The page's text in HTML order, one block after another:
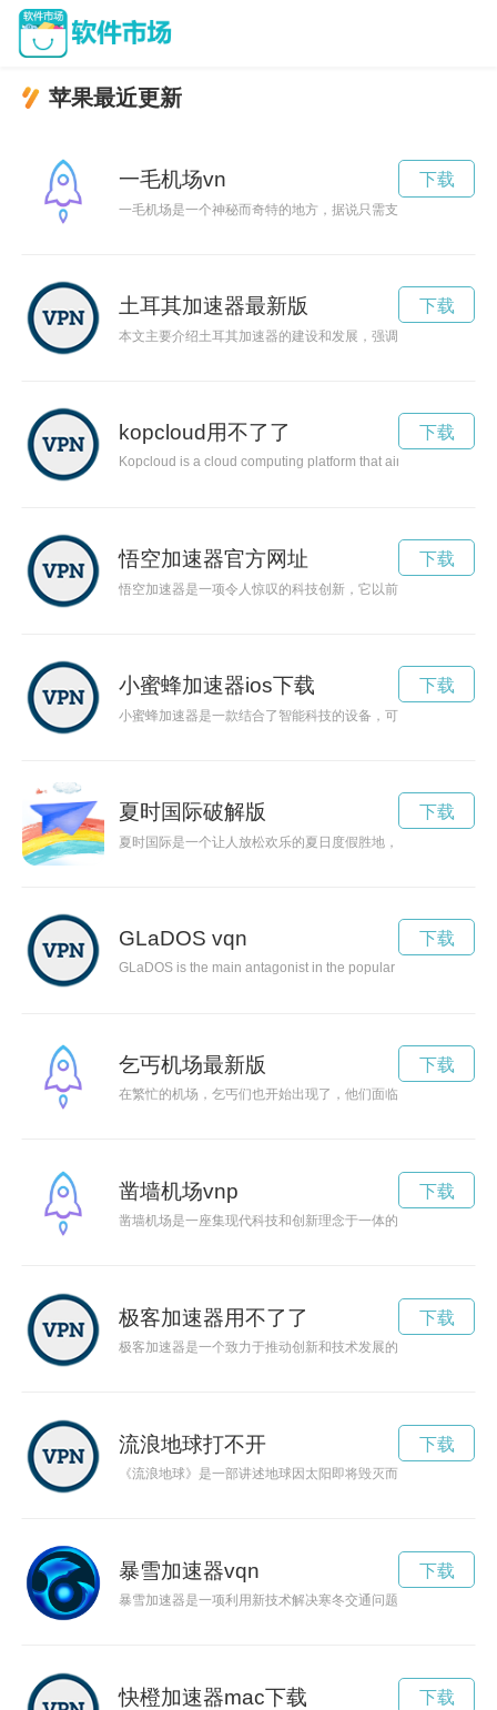
苹果最近更新
一毛机场vn
一毛机场是一个神秘而奇特的地方，据说只需支付一毛钱就能
下载
土耳其加速器最新版
本文主要介绍土耳其加速器的建设和发展，强调其对科技创新
下载
kopcloud用不了了
Kopcloud is a cloud computing platform that aims to make
下载
悟空加速器官方网址
悟空加速器是一项令人惊叹的科技创新，它以前所未有的速度
下载
小蜜蜂加速器ios下载
小蜜蜂加速器是一款结合了智能科技的设备，可以有效加速蜜
下载
夏时国际破解版
夏时国际是一个让人放松欢乐的夏日度假胜地，为游客带来了
下载
GLaDOS vqn
GLaDOS is the main antagonist in the popular video game
下载
乞丐机场最新版
在繁忙的机场，乞丐们也开始出现了，他们面临着困境，希望得
下载
凿墙机场vnp
凿墙机场是一座集现代科技和创新理念于一体的机场，引领着
下载
极客加速器用不了了
极客加速器是一个致力于推动创新和技术发展的平台，为有创
下载
流浪地球打不开
《流浪地球》是一部讲述地球因太阳即将毁灭而踏上星际旅程
下载
暴雪加速器vqn
暴雪加速器是一项利用新技术解决寒冬交通问题的创新措施，
下载
快橙加速器mac下载 下载